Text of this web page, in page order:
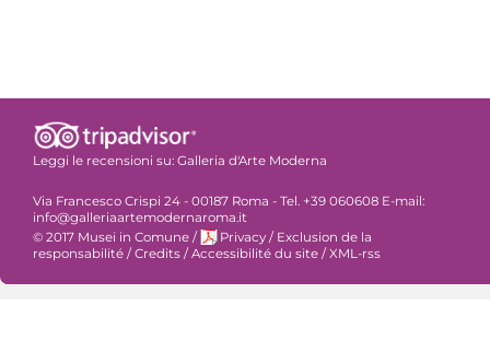
Leggi le recensioni su: Galleria d'Arte Moderna
Via Francesco Crispi 24 - 00187 Roma - Tel. +39 060608 E-mail:
info@galleriaartemodernaroma.it
© 2017 Musei in Comune / Privacy / Exclusion de la
responsabilité / Credits / Accessibilité du site / XML-rss